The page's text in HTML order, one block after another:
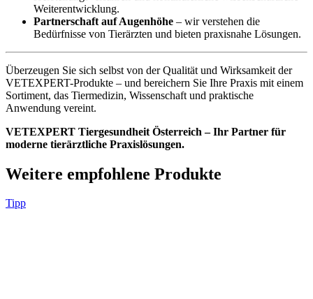
Weiterentwicklung.
Partnerschaft auf Augenhöhe – wir verstehen die
Bedürfnisse von Tierärzten und bieten praxisnahe Lösungen.
Überzeugen Sie sich selbst von der Qualität und Wirksamkeit der
VETEXPERT-Produkte – und bereichern Sie Ihre Praxis mit einem
Sortiment, das Tiermedizin, Wissenschaft und praktische
Anwendung vereint.
VETEXPERT Tiergesundheit Österreich – Ihr Partner für
moderne tierärztliche Praxislösungen.
Weitere empfohlene Produkte
Tipp